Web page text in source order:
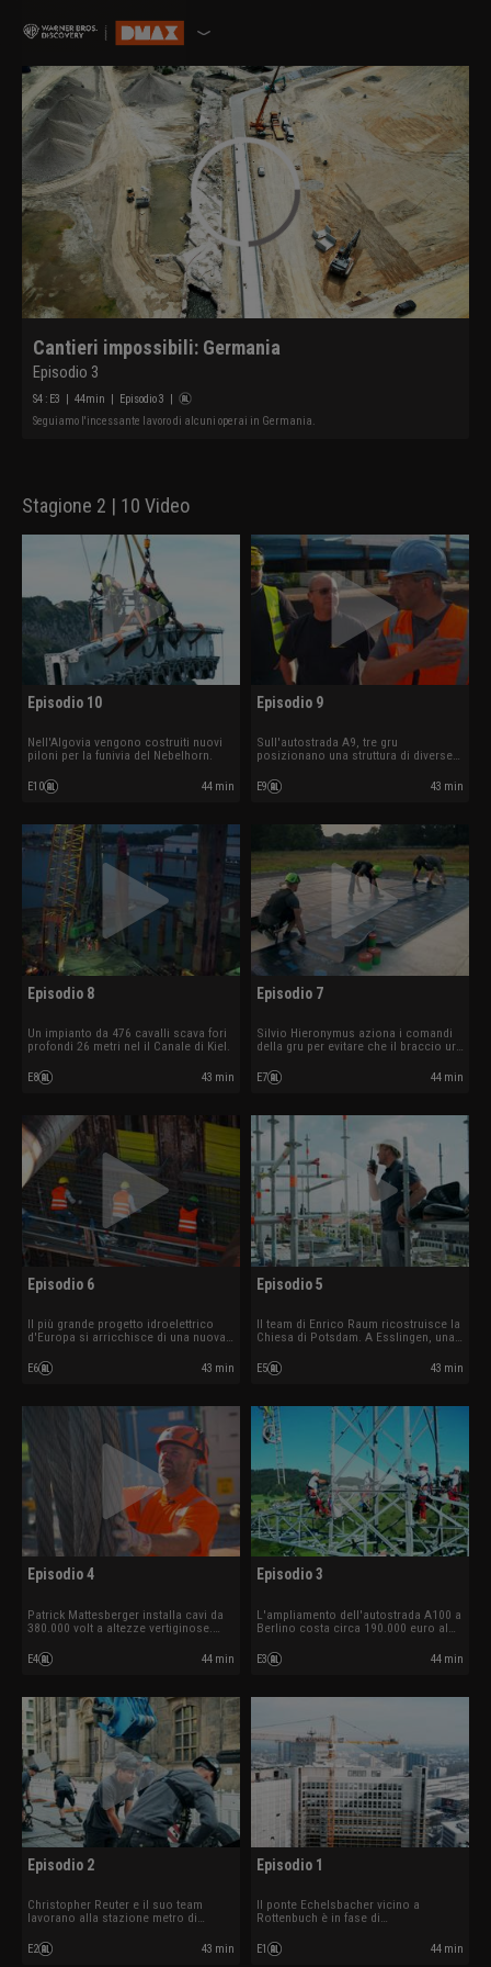
Cantieri impossibili: Germania
Episodio 3
S4 : E3 | 44min | Episodio 3 |
Seguiamo l'incessante lavoro di alcuni operai in Germania.
Stagione 2 | 10 Video
Episodio 10
Nell'Algovia vengono costruiti nuovi
piloni per la funivia del Nebelhorn.
E10 44 min
Episodio 9
Sull'autostrada A9, tre gru
posizionano una struttura di diverse
E9 43 min
Episodio 8
Un impianto da 476 cavalli scava fori
profondi 26 metri nel il Canale di Kiel.
E8 43 min
Episodio 7
Silvio Hieronymus aziona i comandi
della gru per evitare che il braccio urti
Vitalis Lange sta montando una casa
prefabbricata nel Münsterland.
realizzando un canale di riflusso.
E7 44 min
Episodio 6
Il più grande progetto idroelettrico
d'Europa si arricchisce di una nuova
demolisce una centrale elettrica di 34
metri a Dachau. Frank Thumser monta
E6 43 min
Episodio 5
Il team di Enrico Raum ricostruisce la
Chiesa di Potsdam. A Esslingen, una
funzionare. La squadra di 41 persone
di Christian Karwath demolisce i
E5 43 min
Episodio 4
Patrick Mattesberger installa cavi da
380.000 volt a altezze vertiginose.
trivella da 95 tonnellate per la
realizzazione di un tunnel destinato al
E4 44 min
Episodio 3
L'ampliamento dell'autostrada A100 a
Berlino costa circa 190.000 euro al
operai stanno rinnovando la linea
elettrica più antica del mondo. Sandro
E3 44 min
Episodio 2
Christopher Reuter e il suo team
lavorano alla stazione metro di
E2 43 min
Episodio 1
Il ponte Echelsbacher vicino a
Rottenbuch è in fase di
E1 44 min